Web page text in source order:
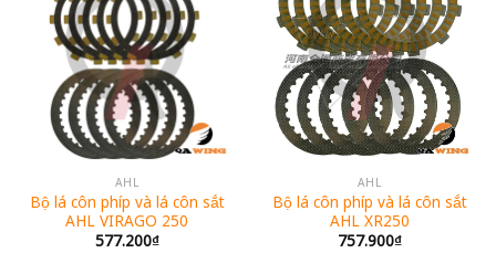
AHL
Bộ lá côn phíp và lá côn sắt
AHL VIRAGO 250
577.200₫
AHL
Bộ lá côn phíp và lá côn sắt
AHL XR250
757.900₫